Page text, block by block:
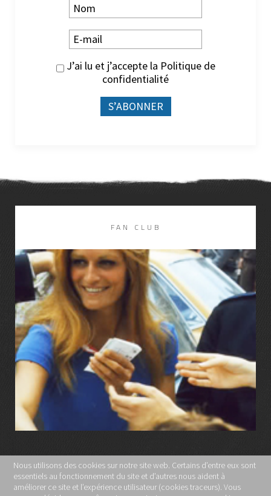
J’ai lu et j’accepte la Politique de
confidentialité
FAN CLUB
LIRE LA SUITE
MENTIONS LÉGALES
Nous utilisons des cookies sur notre site web. Certains d’entre eux sont
essentiels au fonctionnement du site et d’autres nous aident à
améliorer ce site et l’expérience utilisateur (cookies traceurs). Vous